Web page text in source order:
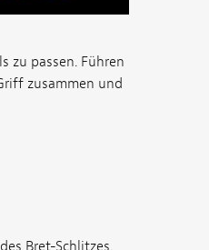
zu passen. Führen
zusammen und